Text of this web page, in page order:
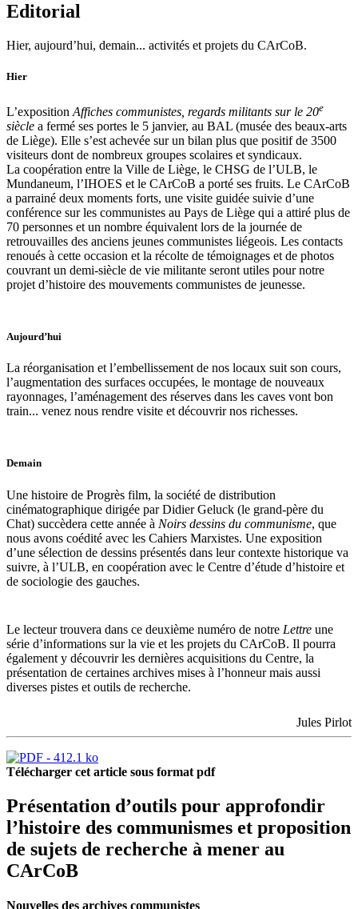
Editorial
Hier, aujourd’hui, demain... activités et projets du CArCoB.
Hier
L’exposition Affiches communistes, regards militants sur le 20e
siècle a fermé ses portes le 5 janvier, au BAL (musée des beaux-arts
de Liège). Elle s’est achevée sur un bilan plus que positif de 3500
visiteurs dont de nombreux groupes scolaires et syndicaux.
La coopération entre la Ville de Liège, le CHSG de l’ULB, le
Mundaneum, l’IHOES et le CArCoB a porté ses fruits. Le CArCoB
a parrainé deux moments forts, une visite guidée suivie d’une
conférence sur les communistes au Pays de Liège qui a attiré plus de
70 personnes et un nombre équivalent lors de la journée de
retrouvailles des anciens jeunes communistes liégeois. Les contacts
renoués à cette occasion et la récolte de témoignages et de photos
couvrant un demi-siècle de vie militante seront utiles pour notre
projet d’histoire des mouvements communistes de jeunesse.
Aujourd’hui
La réorganisation et l’embellissement de nos locaux suit son cours,
l’augmentation des surfaces occupées, le montage de nouveaux
rayonnages, l’aménagement des réserves dans les caves vont bon
train... venez nous rendre visite et découvrir nos richesses.
Demain
Une histoire de Progrès film, la société de distribution
cinématographique dirigée par Didier Geluck (le grand-père du
Chat) succèdera cette année à Noirs dessins du communisme, que
nous avons coédité avec les Cahiers Marxistes. Une exposition
d’une sélection de dessins présentés dans leur contexte historique va
suivre, à l’ULB, en coopération avec le Centre d’étude d’histoire et
de sociologie des gauches.
Le lecteur trouvera dans ce deuxième numéro de notre Lettre une
série d’informations sur la vie et les projets du CArCoB. Il pourra
également y découvrir les dernières acquisitions du Centre, la
présentation de certaines archives mises à l’honneur mais aussi
diverses pistes et outils de recherche.
Jules Pirlot
Télécharger cet article sous format pdf
Présentation d’outils pour approfondir
l’histoire des communismes et proposition
de sujets de recherche à mener au
CArCoB
Nouvelles des archives communistes